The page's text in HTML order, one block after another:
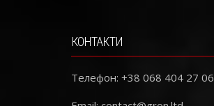
КОНТАКТИ
Телефон: +38 068 404 27 06